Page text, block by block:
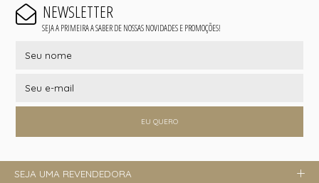
NEWSLETTER
SEJA A PRIMEIRA A SABER DE NOSSAS NOVIDADES E PROMOÇÕES!
EU QUERO
SEJA UMA REVENDEDORA